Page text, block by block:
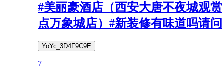
#美丽豪酒店（西安大唐不夜城观赏
点万象城店）#新装修有味道吗请问
YoYo_3D4F9C9E
7